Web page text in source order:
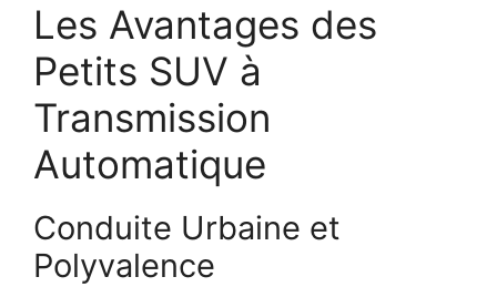
Les Avantages des
Petits SUV à
Transmission
Automatique
Conduite Urbaine et
Polyvalence